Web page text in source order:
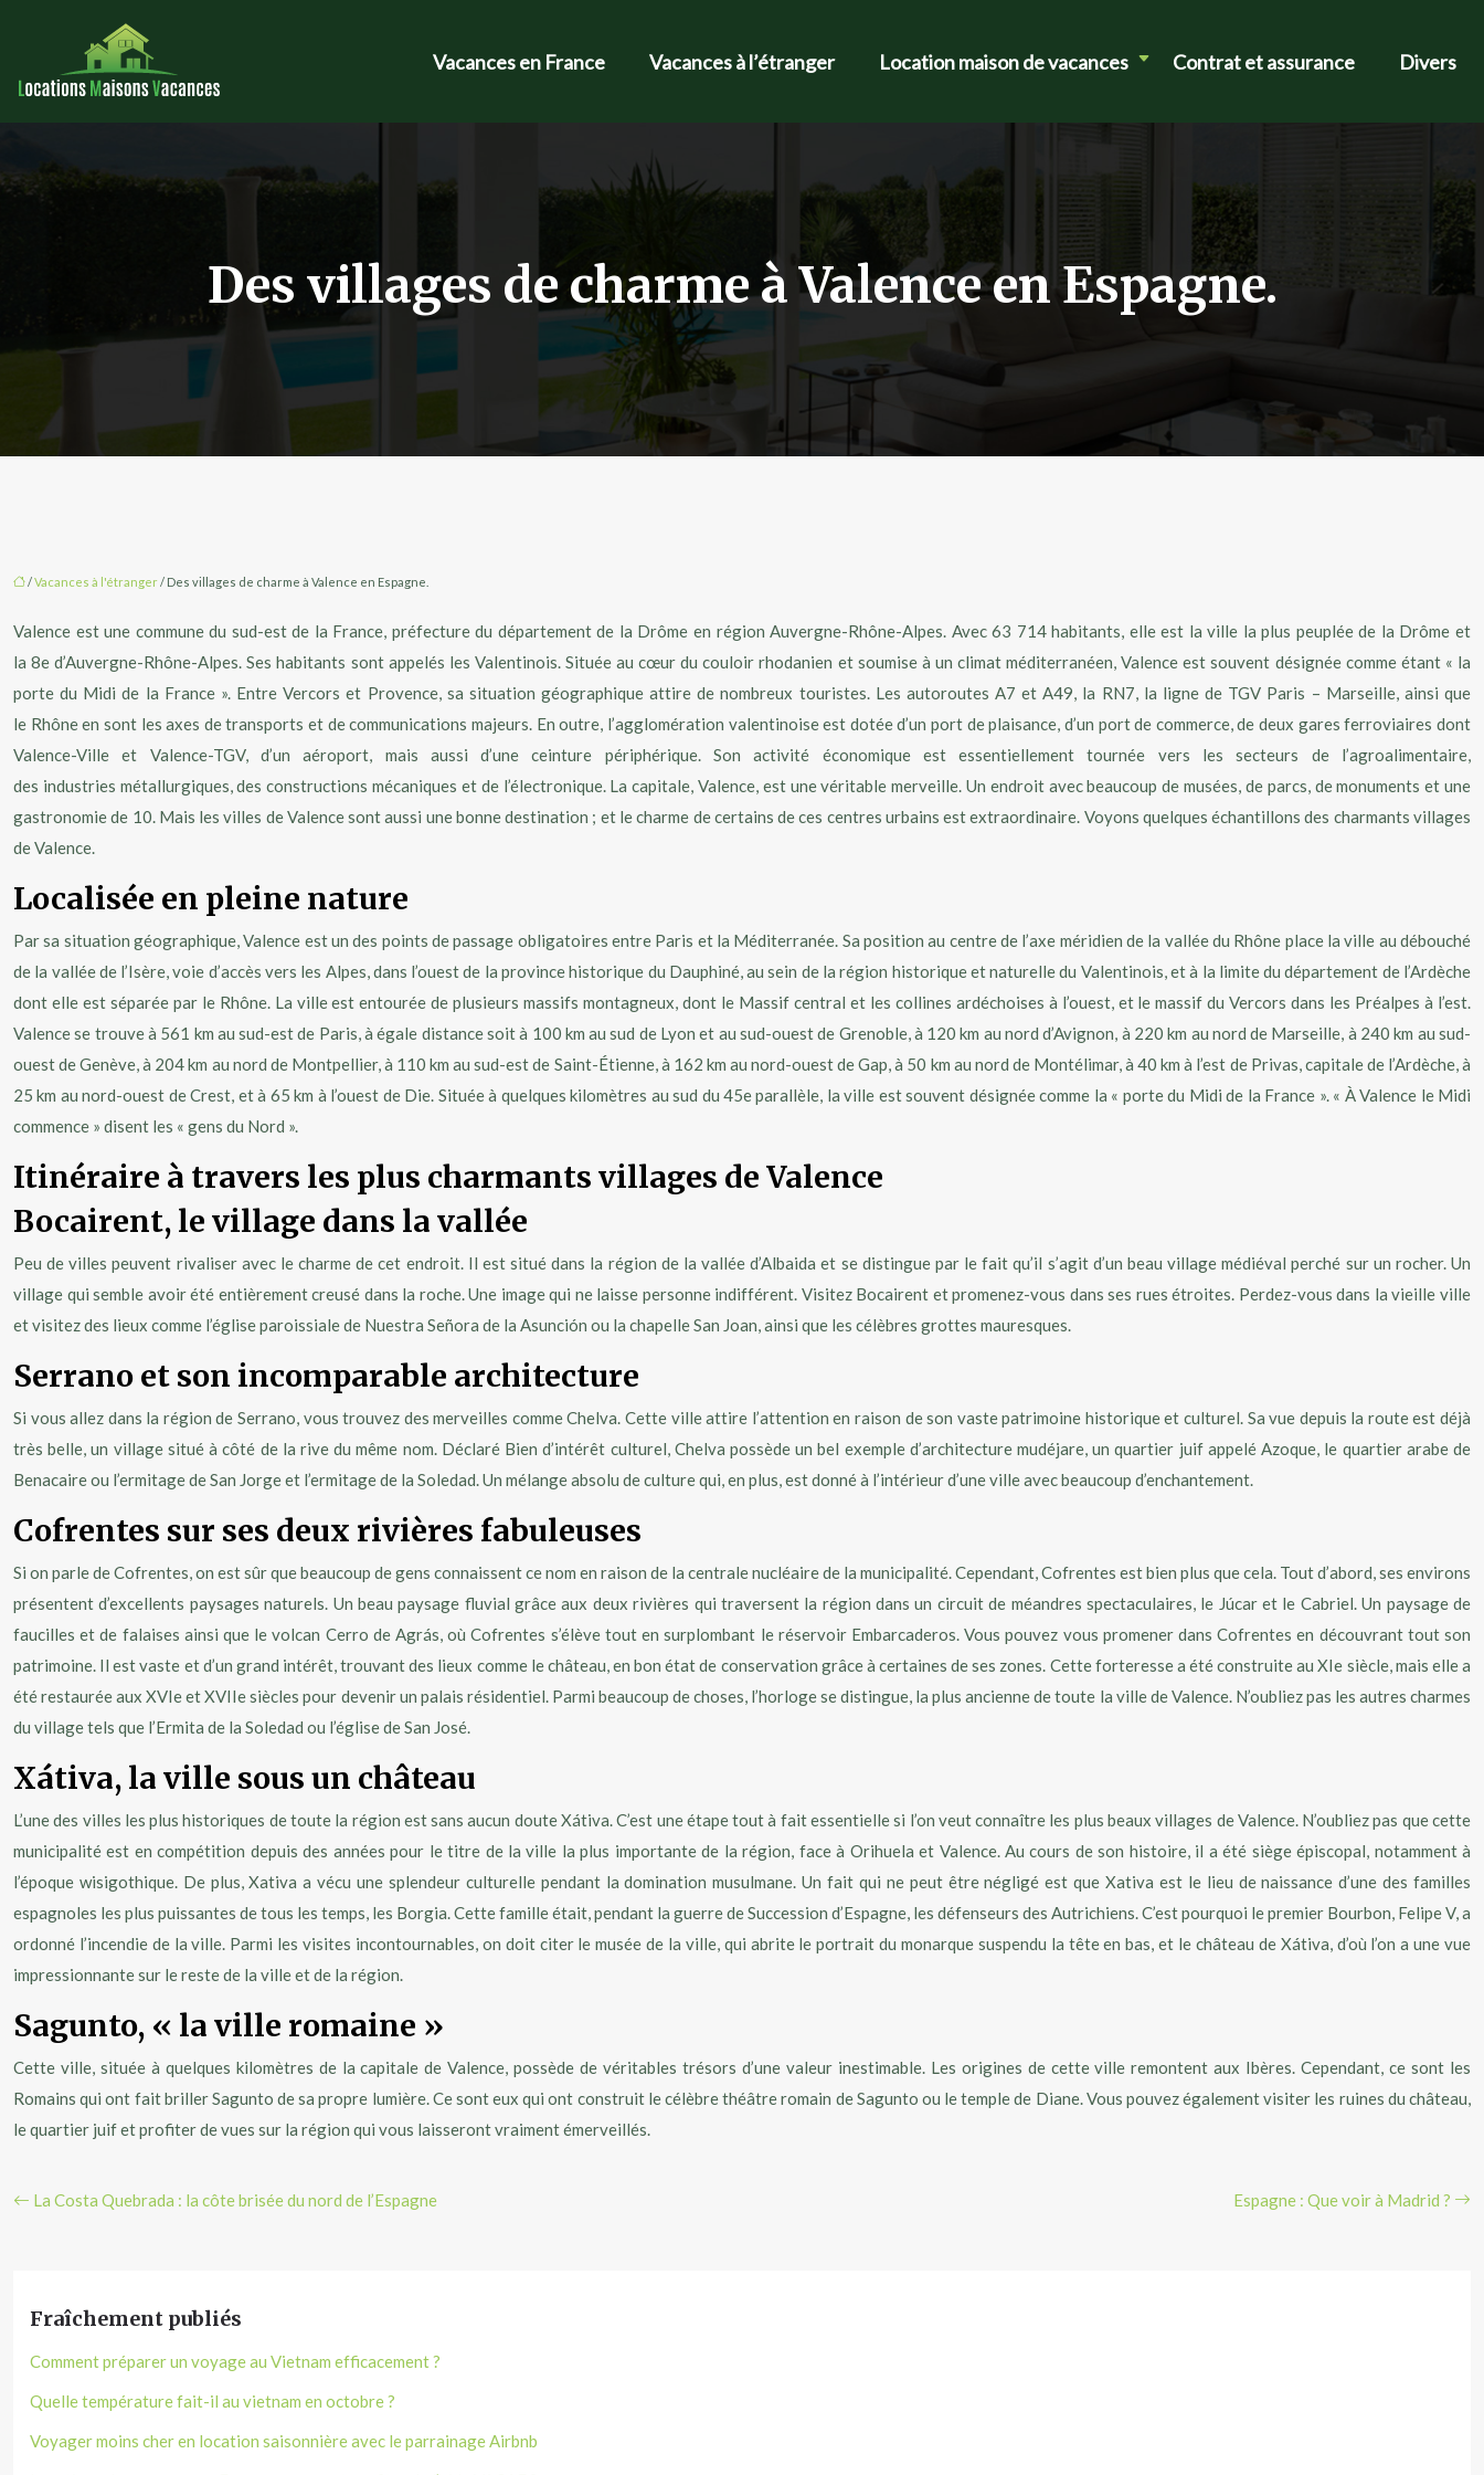
Vacances en France Vacances à l’étranger Location maison de vacances Contrat et assurance Divers
Des villages de charme à Valence en Espagne.
/Vacances à l'étranger/ Des villages de charme à Valence en Espagne.
Valence est une commune du sud-est de la France, préfecture du département de la Drôme en région Auvergne-Rhône-Alpes. Avec 63 714 habitants, elle est la ville la plus peuplée de la Drôme et
la 8e d’Auvergne-Rhône-Alpes. Ses habitants sont appelés les Valentinois. Située au cœur du couloir rhodanien et soumise à un climat méditerranéen, Valence est souvent désignée comme étant « la
porte du Midi de la France ». Entre Vercors et Provence, sa situation géographique attire de nombreux touristes. Les autoroutes A7 et A49, la RN7, la ligne de TGV Paris – Marseille, ainsi que
le Rhône en sont les axes de transports et de communications majeurs. En outre, l’agglomération valentinoise est dotée d’un port de plaisance, d’un port de commerce, de deux gares ferroviaires dont
Valence-Ville et Valence-TGV, d’un aéroport, mais aussi d’une ceinture périphérique. Son activité économique est essentiellement tournée vers les secteurs de l’agroalimentaire,
des industries métallurgiques, des constructions mécaniques et de l’électronique. La capitale, Valence, est une véritable merveille. Un endroit avec beaucoup de musées, de parcs, de monuments et une
gastronomie de 10. Mais les villes de Valence sont aussi une bonne destination ; et le charme de certains de ces centres urbains est extraordinaire. Voyons quelques échantillons des charmants villages
de Valence.
Localisée en pleine nature
Par sa situation géographique, Valence est un des points de passage obligatoires entre Paris et la Méditerranée. Sa position au centre de l’axe méridien de la vallée du Rhône place la ville au débouché
de la vallée de l’Isère, voie d’accès vers les Alpes, dans l’ouest de la province historique du Dauphiné, au sein de la région historique et naturelle du Valentinois, et à la limite du département de l’Ardèche
dont elle est séparée par le Rhône. La ville est entourée de plusieurs massifs montagneux, dont le Massif central et les collines ardéchoises à l’ouest, et le massif du Vercors dans les Préalpes à l’est.
Valence se trouve à 561 km au sud-est de Paris, à égale distance soit à 100 km au sud de Lyon et au sud-ouest de Grenoble, à 120 km au nord d’Avignon, à 220 km au nord de Marseille, à 240 km au sud-
ouest de Genève, à 204 km au nord de Montpellier, à 110 km au sud-est de Saint-Étienne, à 162 km au nord-ouest de Gap, à 50 km au nord de Montélimar, à 40 km à l’est de Privas, capitale de l’Ardèche, à
25 km au nord-ouest de Crest, et à 65 km à l’ouest de Die. Située à quelques kilomètres au sud du 45e parallèle, la ville est souvent désignée comme la « porte du Midi de la France ». « À Valence le Midi
commence » disent les « gens du Nord ».
Itinéraire à travers les plus charmants villages de Valence
Bocairent, le village dans la vallée
Peu de villes peuvent rivaliser avec le charme de cet endroit. Il est situé dans la région de la vallée d’Albaida et se distingue par le fait qu’il s’agit d’un beau village médiéval perché sur un rocher. Un
village qui semble avoir été entièrement creusé dans la roche. Une image qui ne laisse personne indifférent. Visitez Bocairent et promenez-vous dans ses rues étroites. Perdez-vous dans la vieille ville
et visitez des lieux comme l’église paroissiale de Nuestra Señora de la Asunción ou la chapelle San Joan, ainsi que les célèbres grottes mauresques.
Serrano et son incomparable architecture
Si vous allez dans la région de Serrano, vous trouvez des merveilles comme Chelva. Cette ville attire l’attention en raison de son vaste patrimoine historique et culturel. Sa vue depuis la route est déjà
très belle, un village situé à côté de la rive du même nom. Déclaré Bien d’intérêt culturel, Chelva possède un bel exemple d’architecture mudéjare, un quartier juif appelé Azoque, le quartier arabe de
Benacaire ou l’ermitage de San Jorge et l’ermitage de la Soledad. Un mélange absolu de culture qui, en plus, est donné à l’intérieur d’une ville avec beaucoup d’enchantement.
Cofrentes sur ses deux rivières fabuleuses
Si on parle de Cofrentes, on est sûr que beaucoup de gens connaissent ce nom en raison de la centrale nucléaire de la municipalité. Cependant, Cofrentes est bien plus que cela. Tout d’abord, ses environs
présentent d’excellents paysages naturels. Un beau paysage fluvial grâce aux deux rivières qui traversent la région dans un circuit de méandres spectaculaires, le Júcar et le Cabriel. Un paysage de
faucilles et de falaises ainsi que le volcan Cerro de Agrás, où Cofrentes s’élève tout en surplombant le réservoir Embarcaderos. Vous pouvez vous promener dans Cofrentes en découvrant tout son
patrimoine. Il est vaste et d’un grand intérêt, trouvant des lieux comme le château, en bon état de conservation grâce à certaines de ses zones. Cette forteresse a été construite au XIe siècle, mais elle a
été restaurée aux XVIe et XVIIe siècles pour devenir un palais résidentiel. Parmi beaucoup de choses, l’horloge se distingue, la plus ancienne de toute la ville de Valence. N’oubliez pas les autres charmes
du village tels que l’Ermita de la Soledad ou l’église de San José.
Xátiva, la ville sous un château
L’une des villes les plus historiques de toute la région est sans aucun doute Xátiva. C’est une étape tout à fait essentielle si l’on veut connaître les plus beaux villages de Valence. N’oubliez pas que cette
municipalité est en compétition depuis des années pour le titre de la ville la plus importante de la région, face à Orihuela et Valence. Au cours de son histoire, il a été siège épiscopal, notamment à
l’époque wisigothique. De plus, Xativa a vécu une splendeur culturelle pendant la domination musulmane. Un fait qui ne peut être négligé est que Xativa est le lieu de naissance d’une des familles
espagnoles les plus puissantes de tous les temps, les Borgia. Cette famille était, pendant la guerre de Succession d’Espagne, les défenseurs des Autrichiens. C’est pourquoi le premier Bourbon, Felipe V, a
ordonné l’incendie de la ville. Parmi les visites incontournables, on doit citer le musée de la ville, qui abrite le portrait du monarque suspendu la tête en bas, et le château de Xátiva, d’où l’on a une vue
impressionnante sur le reste de la ville et de la région.
Sagunto, « la ville romaine »
Cette ville, située à quelques kilomètres de la capitale de Valence, possède de véritables trésors d’une valeur inestimable. Les origines de cette ville remontent aux Ibères. Cependant, ce sont les
Romains qui ont fait briller Sagunto de sa propre lumière. Ce sont eux qui ont construit le célèbre théâtre romain de Sagunto ou le temple de Diane. Vous pouvez également visiter les ruines du château,
le quartier juif et profiter de vues sur la région qui vous laisseront vraiment émerveillés.
La Costa Quebrada : la côte brisée du nord de l’Espagne Espagne : Que voir à Madrid ?
Fraîchement publiés
Comment préparer un voyage au Vietnam efficacement ?
Quelle température fait-il au vietnam en octobre ?
Voyager moins cher en location saisonnière avec le parrainage Airbnb